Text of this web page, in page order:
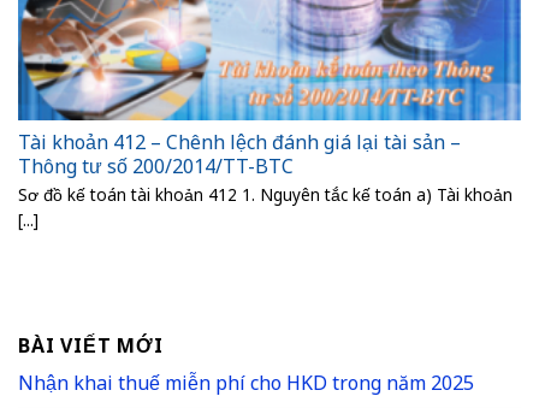
Tài khoản 412 – Chênh lệch đánh giá lại tài sản –
Thông tư số 200/2014/TT-BTC
Sơ đồ kế toán tài khoản 412 1. Nguyên tắc kế toán a) Tài khoản
[...]
BÀI VIẾT MỚI
Nhận khai thuế miễn phí cho HKD trong năm 2025